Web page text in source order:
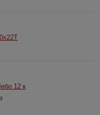
12 к